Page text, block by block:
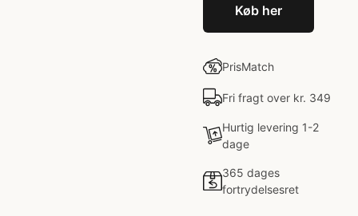
Køb her
PrisMatch
Fri fragt over kr. 349
Hurtig levering 1-2
dage
365 dages
fortrydelsesret